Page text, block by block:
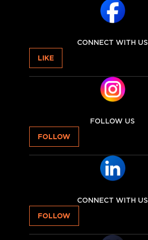
CONNECT WITH US
LIKE
FOLLOW US
FOLLOW
CONNECT WITH US
FOLLOW